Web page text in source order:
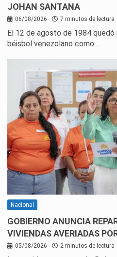
JOHAN SANTANA
06/08/2026 7 minutos de lectura
El 12 de agosto de 1984
béisbol venezolano como…
Nacional
GOBIERNO ANUNCIA
VIVIENDAS AVERIADAS
05/08/2026 2 minutos de lectura